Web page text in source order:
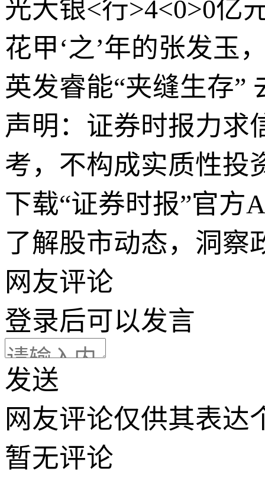
光大银<行>4<0>0亿
花甲‘之’年的张发玉
英发睿能“夹缝生存”
声明：证券时报力求
考，不构成实质性投
下载“证券时报”官方
了解股市动态，洞察
网友评论
登录后可以发言
发送
网友评论仅供其表达
暂无评论